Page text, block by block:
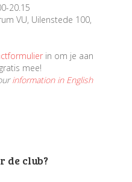
20.15
VU, Uilenstede 100,
in om je aan
mee!
information in English
de club?